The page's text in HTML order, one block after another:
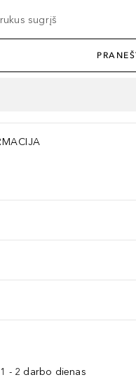
sugrįš
- 2 darbo dienas